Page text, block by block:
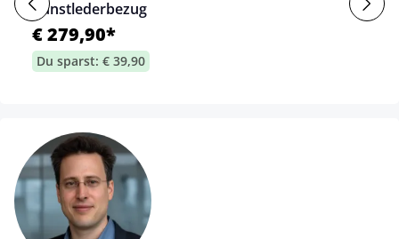
Kunstlederbezug
€ 279,90*
Du sparst: € 39,90